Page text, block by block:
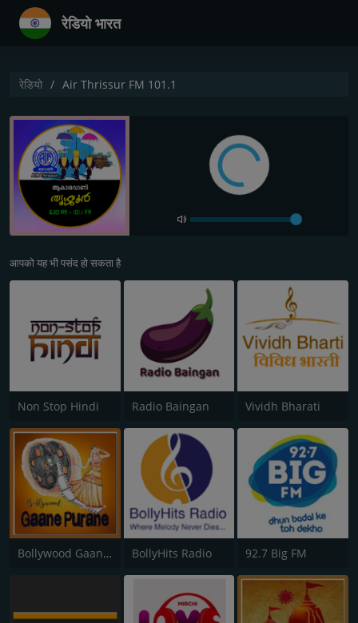
रेडियो भारत
रेडियो Air Thrissur FM 101.1
आपको यह भी पसंद हो सकता है
Non Stop Hindi Radio Baingan Vividh Bharati
Bollywood Gaane Purane BollyHits Radio 92.7 Big FM